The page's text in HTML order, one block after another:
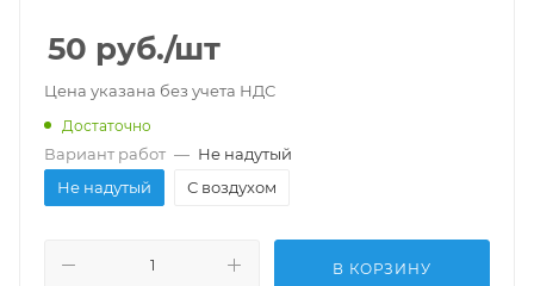
50 руб./шт
Цена указана без учета НДС
Достаточно
Вариант работ — Не надутый
Не надутый
С воздухом
В КОРЗИНУ